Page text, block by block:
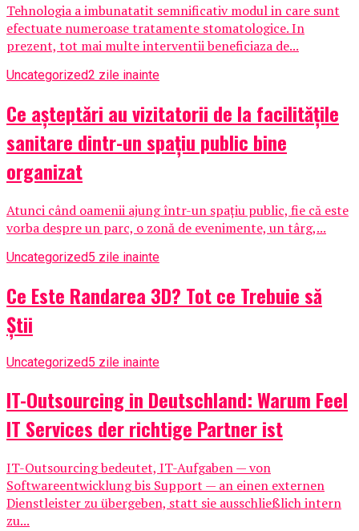
Tehnologia a imbunatatit semnificativ modul in care sunt
efectuate numeroase tratamente stomatologice. In
prezent, tot mai multe interventii beneficiaza de...
Uncategorized2 zile inainte
Ce așteptări au vizitatorii de la facilitățile
sanitare dintr-un spațiu public bine
organizat
Atunci când oamenii ajung într-un spațiu public, fie că este
vorba despre un parc, o zonă de evenimente, un târg,...
Uncategorized5 zile inainte
Ce Este Randarea 3D? Tot ce Trebuie să
Știi
Uncategorized5 zile inainte
IT-Outsourcing in Deutschland: Warum Feel
IT Services der richtige Partner ist
IT-Outsourcing bedeutet, IT-Aufgaben — von
Softwareentwicklung bis Support — an einen externen
Dienstleister zu übergeben, statt sie ausschließlich intern
zu...